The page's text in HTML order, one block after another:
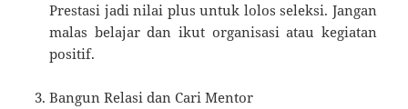
Prestasi jadi nilai plus untuk lolos seleksi. Jangan
malas belajar dan ikut organisasi atau kegiatan
positif.
Bangun Relasi dan Cari Mentor